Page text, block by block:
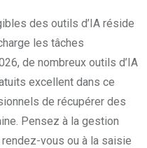
des outils d’IA réside
les tâches
de nombreux outils d’IA
excellent dans ce
de récupérer des
Pensez à la gestion
vous ou à la saisie